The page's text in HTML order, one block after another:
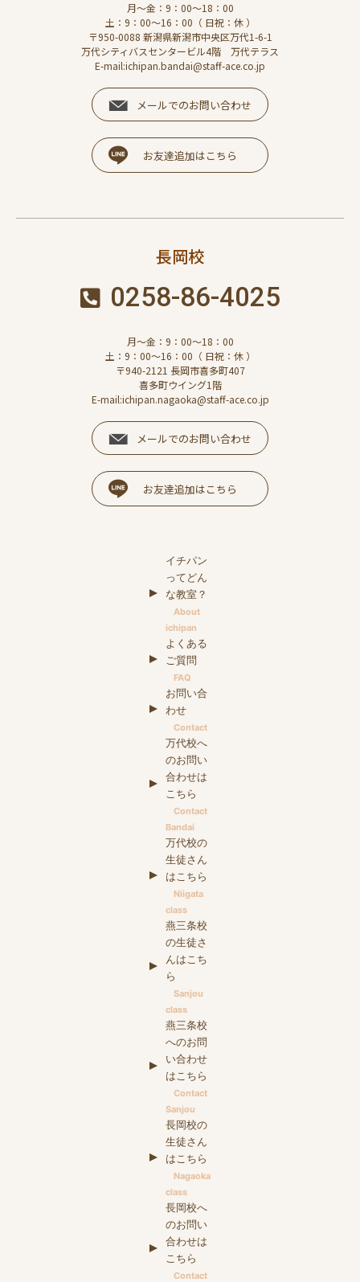
月～金：9：00～18：00
土：9：00～16：00（ 日祝：休 ）
〒950-0088 新潟県新潟市中央区万代1-6-1
万代シティバスセンタービル4階 万代テラス
E-mail:ichipan.bandai@staff-ace.co.jp
メールでのお問い合わせ
お友達追加はこちら
長岡校
0258-86-4025
月～金：9：00～18：00
土：9：00～16：00（ 日祝：休 ）
〒940-2121 長岡市喜多町407
喜多町ウイング1階
E-mail:ichipan.nagaoka@staff-ace.co.jp
メールでのお問い合わせ
お友達追加はこちら
イチパン
ってどん
な教室？
About
ichipan
よくある
ご質問
FAQ
お問い合
わせ
Contact
万代校へ
のお問い
合わせは
こちら
Contact
Bandai
万代校の
生徒さん
はこちら
Niigata
class
燕三条校
の生徒さ
んはこち
ら
Sanjou
class
燕三条校
へのお問
い合わせ
はこちら
Contact
Sanjou
長岡校の
生徒さん
はこちら
Nagaoka
class
長岡校へ
のお問い
合わせは
こちら
Contact